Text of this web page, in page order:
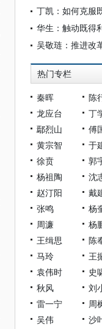
华生：触动既得
吴敬琏：推进改
热门专栏
秦晖 陈
龙应台
丁
鄢烈山
傅
黄宗智
于
徐贲
郭
杨祖陶
沈
赵汀阳
戴
张鸣
杨
周濂
杨
王缉思
陈
马玲
王
袁伟时
史
秋风
刘
雷一宁
周
吴伟
沙